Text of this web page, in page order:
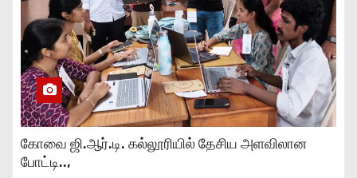
கோவை ஜி.ஆர்.டி. கல்லூரியில் தேசிய அளவிலான
போட்டி..,